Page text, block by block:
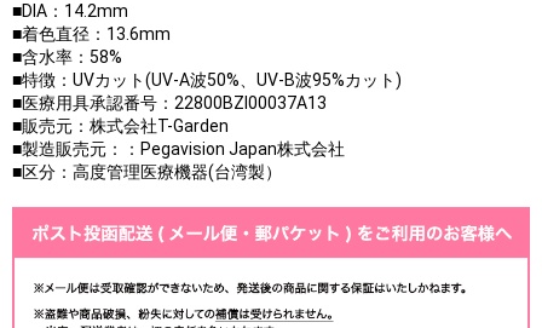
■DIA：14.2mm
■着色直径：13.6mm
■含水率：58%
■特徴：UVカット(UV-A波50%、UV-B波95%カット)
■医療用具承認番号：22800BZI00037A13
■販売元：株式会社T-Garden
■製造販売元：：Pegavision Japan株式会社
■区分：高度管理医療機器(台湾製）